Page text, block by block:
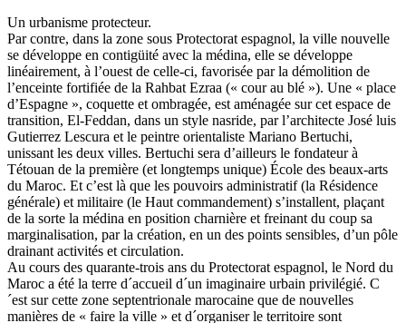
Un urbanisme protecteur.
Par contre, dans la zone sous Protectorat espagnol, la ville nouvelle
se développe en contigüité avec la médina, elle se développe
linéairement, à l’ouest de celle-ci, favorisée par la démolition de
l’enceinte fortifiée de la Rahbat Ezraa (« cour au blé »). Une « place
d’Espagne », coquette et ombragée, est aménagée sur cet espace de
transition, El-Feddan, dans un style nasride, par l’architecte José luis
Gutierrez Lescura et le peintre orientaliste Mariano Bertuchi,
unissant les deux villes. Bertuchi sera d’ailleurs le fondateur à
Tétouan de la première (et longtemps unique) École des beaux-arts
du Maroc. Et c’est là que les pouvoirs administratif (la Résidence
générale) et militaire (le Haut commandement) s’installent, plaçant
de la sorte la médina en position charnière et freinant du coup sa
marginalisation, par la création, en un des points sensibles, d’un pôle
drainant activités et circulation.
Au cours des quarante-trois ans du Protectorat espagnol, le Nord du
Maroc a été la terre d´accueil d´un imaginaire urbain privilégié. C
´est sur cette zone septentrionale marocaine que de nouvelles
manières de « faire la ville » et d´organiser le territoire sont